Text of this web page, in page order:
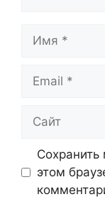
Сохранить
этом